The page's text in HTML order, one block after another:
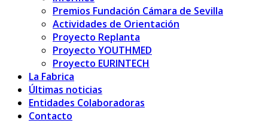
Premios Fundación Cámara de Sevilla
Actividades de Orientación
Proyecto Replanta
Proyecto YOUTHMED
Proyecto EURINTECH
La Fabrica
Últimas noticias
Entidades Colaboradoras
Contacto